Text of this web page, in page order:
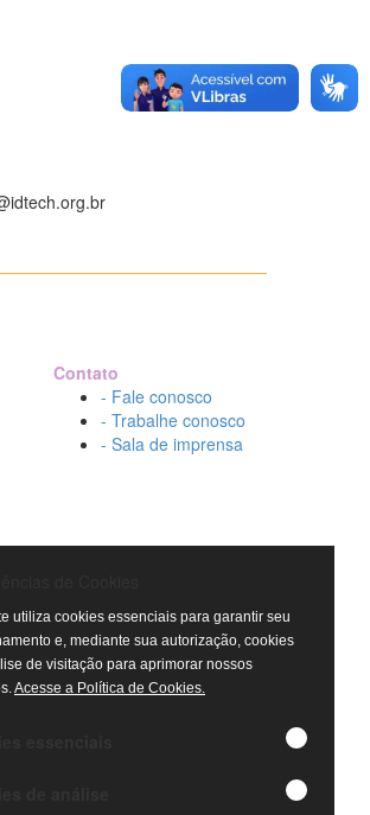
Contato
- Fale conosco
- Trabalhe conosco
- Sala de imprensa
utiliza cookies essenciais para garantir seu
e, mediante sua autorização, cookies
de visitação para aprimorar nossos
Acesse a Política de Cookies.